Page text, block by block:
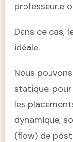
professeur.e
Dans ce cas,
idéale.
Nous
statique, pour
les
dynamique,
(flow) de